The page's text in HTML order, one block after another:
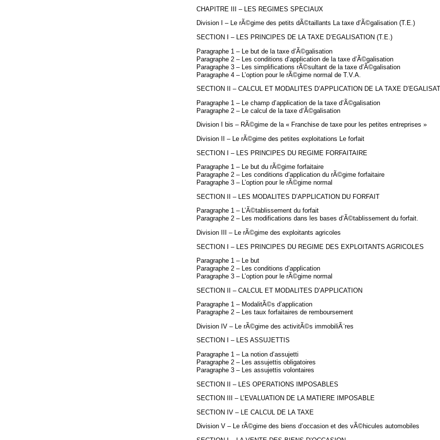
CHAPITRE III – LES REGIMES SPECIAUX
Division I – Le rÃ©gime des petits dÃ©taillants La taxe d’Ã©galisation (T.E.)
SECTION I – LES PRINCIPES DE LA TAXE D’EGALISATION (T.E.)
Paragraphe 1 – Le but de la taxe d’Ã©galisation
Paragraphe 2 – Les conditions d’application de la taxe d’Ã©galisation
Paragraphe 3 – Les simplifications rÃ©sultant de la taxe d’Ã©galisation
Paragraphe 4 – L’option pour le rÃ©gime normal de T.V.A.
SECTION II – CALCUL ET MODALITES D’APPLICATION DE LA TAXE
Paragraphe 1 – Le champ d’application de la taxe d’Ã©galisation
Paragraphe 2 – Le calcul de la taxe d’Ã©galisation
Division I bis – RÃ©gime de la « Franchise de taxe pour les petites entreprises »
Division II – Le rÃ©gime des petites exploitations Le forfait
SECTION I – LES PRINCIPES DU REGIME FORFAITAIRE
Paragraphe 1 – Le but du rÃ©gime forfaitaire
Paragraphe 2 – Les conditions d’application du rÃ©gime forfaitaire
Paragraphe 3 – L’option pour le rÃ©gime normal
SECTION II – LES MODALITES D’APPLICATION DU FORFAIT
Paragraphe 1 – L’Ã©tablissement du forfait
Paragraphe 2 – Les modifications dans les bases d’Ã©tablissement du forfait.
Division III – Le rÃ©gime des exploitants agricoles
SECTION I – LES PRINCIPES DU REGIME DES EXPLOITANTS AGRICOLES
Paragraphe 1 – Le but
Paragraphe 2 – Les conditions d’application
Paragraphe 3 – L’option pour le rÃ©gime normal
SECTION II – CALCUL ET MODALITES D’APPLICATION
Paragraphe 1 – ModalitÃ©s d’application
Paragraphe 2 – Les taux forfaitaires de remboursement
Division IV – Le rÃ©gime des activitÃ©s immobiliÃ¨res
SECTION I – LES ASSUJETTIS
Paragraphe 1 – La notion d’assujetti
Paragraphe 2 – Les assujettis obligatoires
Paragraphe 3 – Les assujettis volontaires
SECTION II – LES OPERATIONS IMPOSABLES
SECTION III – L’EVALUATION DE LA MATIERE IMPOSABLE
SECTION IV – LE CALCUL DE LA TAXE
Division V – Le rÃ©gime des biens d’occasion et des vÃ©hicules automobiles